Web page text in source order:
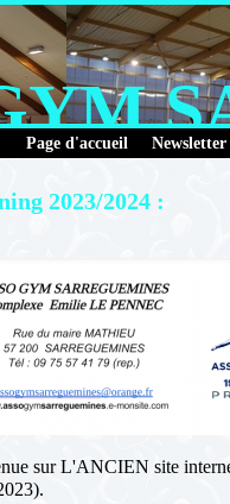
Page d'accueil Newsletter
2023/2024 :
sur L'ANCIEN site